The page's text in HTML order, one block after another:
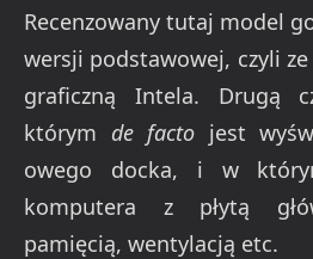
Recenzowany tutaj model
wersji podstawowej, czyli
graficzną Intela. Drugą
którym de facto jest
owego docka, i w
komputera z płytą
pamięcią, wentylacją etc.